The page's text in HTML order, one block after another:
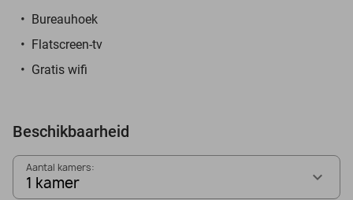
Bureauhoek
Flatscreen-tv
Gratis wifi
Beschikbaarheid
Aantal kamers:
1 kamer